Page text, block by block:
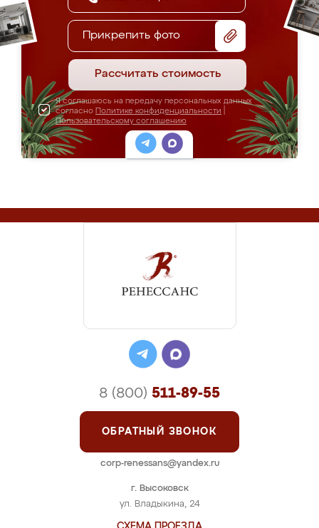
Прикрепить фото
Рассчитать стоимость
Я соглашаюсь на передачу персональных данных
согласно Политике конфиденциальности
Пользовательскому соглашению
г. Высоковск
ул. Владыкина, 24
8 (800) 511-89-55
ОБРАТНЫЙ ЗВОНОК
corp-renessans@yandex.ru